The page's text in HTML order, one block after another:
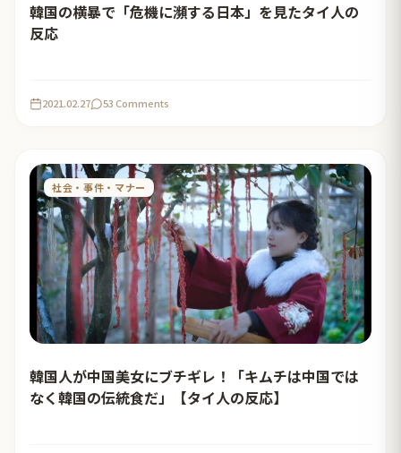
韓国の横暴で「危機に瀕する日本」を見たタイ人の
反応
2021.02.27 53 Comments
社会・事件・マナー
韓国人が中国美女にブチギレ！「キムチは中国では
なく韓国の伝統食だ」【タイ人の反応】